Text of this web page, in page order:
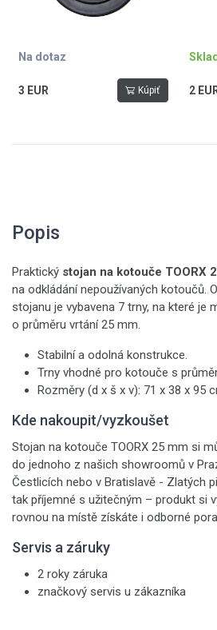
Na dotaz
3 EUR Kúpiť 2
Popis
Praktický stojan na kotouče TOORX
na odkládání nepoužívaných kotoučů.
stojanu je vybavena 7 trny, na které je
o průměru vrtání 25 mm.
Stabilní a odolná konstrukce.
Trny vhodné pro kotouče s
Rozměry (d x š x v): 71 x 38 x 95
Kde nakoupit/vyzkoušet
Stojan na kotouče TOORX 25 mm si
do jednoho z našich showroomů v
Čestlicích nebo v Bratislavě - Zlatých
tak příjemné s užitečným – produkt si
rovnou na místě získáte i odborné
Servis a záruky
2 roky záruka
značkový servis u zákazníka